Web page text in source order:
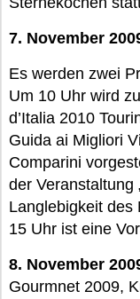
7. November
Es werden zwei
Um 10 Uhr wird
d’Italia 2010
Guida ai Migliori
Comparini
der Veranstaltung
Langlebigkeit des
15 Uhr ist eine
8. November
Gourmnet 2009,